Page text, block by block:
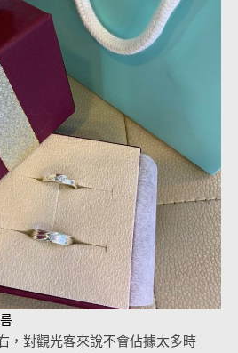
，對觀光客來說不會佔據太多時